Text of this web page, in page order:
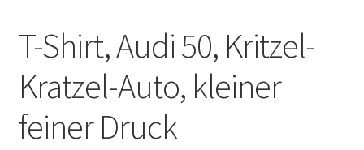
T-Shirt, Audi 50, Kritzel-
Kratzel-Auto, kleiner
feiner Druck